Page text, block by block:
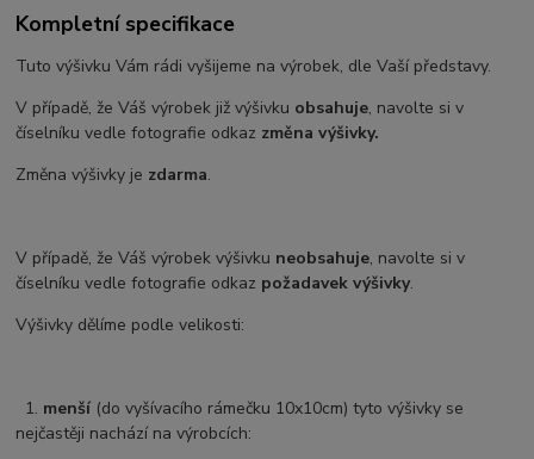
Kompletní specifikace
Tuto výšivku Vám rádi vyšijeme na výrobek, dle Vaší představy.
V případě, že Váš výrobek již výšivku obsahuje, navolte si v
číselníku vedle fotografie odkaz změna výšivky.
Změna výšivky je zdarma.
V případě, že Váš výrobek výšivku neobsahuje, navolte si v
číselníku vedle fotografie odkaz požadavek výšivky.
Výšivky dělíme podle velikosti:
1. menší (do vyšívacího rámečku 10x10cm) tyto výšivky se
nejčastěji nachází na výrobcích: